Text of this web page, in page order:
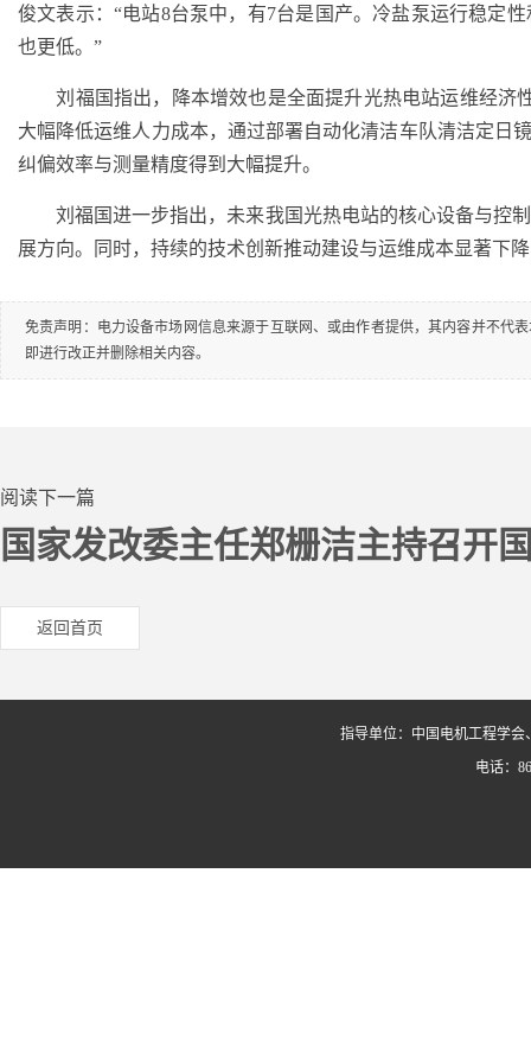
俊文表示：“电站8台泵中，有7台是国产。冷盐泵运行稳定
也更低。”
刘福国指出，降本增效也是全面提升光热电站运维经济
大幅降低运维人力成本，通过部署自动化清洁车队清洁定日
纠偏效率与测量精度得到大幅提升。
刘福国进一步指出，未来我国光热电站的核心设备与控
展方向。同时，持续的技术创新推动建设与运维成本显著下
免责声明：电力设备市场网信息来源于互联网、或由作者提供，其内容并不代
即进行改正并删除相关内容。
阅读下一篇
国家发改委主任郑栅洁主持召开
返回首页
指导单位：中国电机工程学
电话：